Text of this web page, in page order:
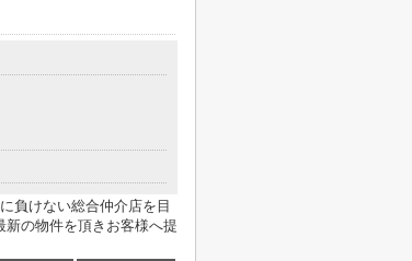
負けない総合仲介店を目
の物件を頂きお客様へ提